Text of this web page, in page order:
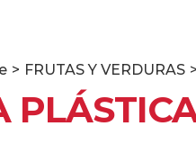
> FRUTAS Y VERDURAS >